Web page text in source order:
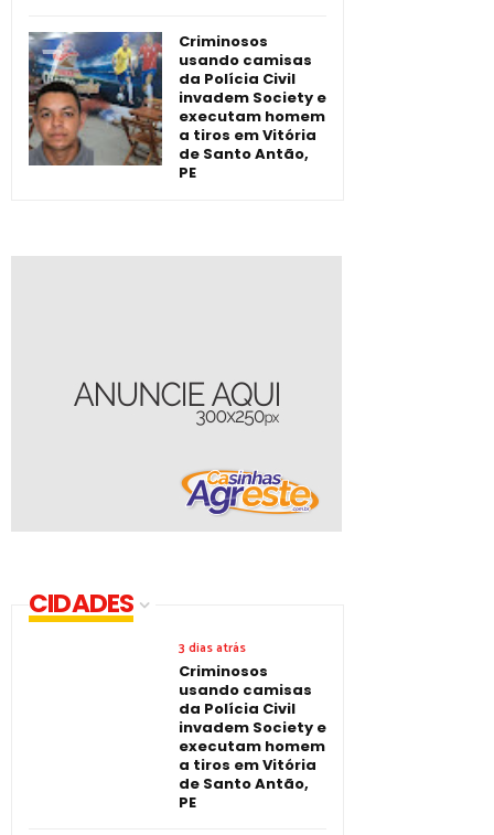
Criminosos
usando camisas
da Polícia Civil
invadem Society e
executam homem
a tiros em Vitória
de Santo Antão,
PE
CIDADES
3 dias atrás
Criminosos
usando camisas
da Polícia Civil
invadem Society e
executam homem
a tiros em Vitória
de Santo Antão,
PE